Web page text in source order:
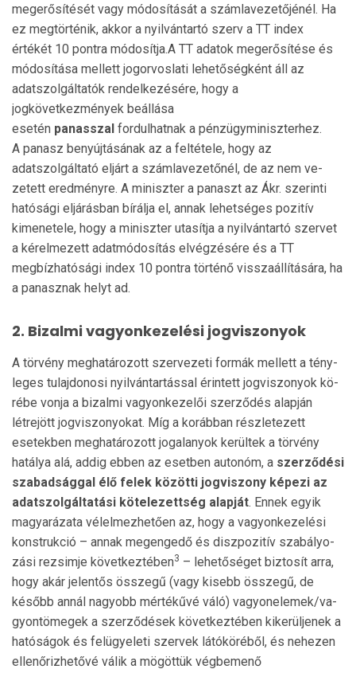
meg­erősítését vagy módosítását a szám­la­vezetőjénél. Ha
ez megtörténik, akkor a nyilván­tar­tó szerv a TT index
értékét 10 pont­ra módosítja.A TT adatok megerősítése és
módosítása mellett jogorvoslati lehetőségként áll az
adatszolgáltatók rendel­ke­zé­sé­re, hogy a
jogkövetkezmények beállása
esetén panasszal fordulhatnak a pénzügymi­nisz­terhez.
A panasz benyújtásának az a feltétele, hogy az
adatszolgáltató eljárt a számlavezetőnél, de az nem ve­
zetett eredményre. A miniszter a panaszt az Ákr. sze­rinti
hatósági eljárásban bírálja el, annak lehetséges pozitív
kimenetele, hogy a miniszter utasítja a nyil­vántartó szervet
a kérelme­zett adatmódosítás elvégzésére és a TT
megbízhatósági index 10 pontra törté­nő visszaállítására, ha
a panasznak helyt ad.
2. Bizalmi vagyonkezelési jogviszonyok
A törvény meghatározott szervezeti formák mellett a tény­
leges tulajdonosi nyilvántartással érintett jogviszonyok kö­
rébe vonja a bizalmi vagyonkezelői szer­ződés alapján
létre­jött jogviszonyokat. Míg a koráb­ban részletezett
esetekben meghatározott jogalanyok kerültek a törvény
hatálya alá, addig ebben az esetben autonóm, a szerződési
szabad­ság­gal élő fe­lek közötti jogviszony képezi az
adatszolgáltatási kötelezettség alapját. Ennek egyik
ma­gya­rá­zata vélelmezhetően az, hogy a vagyonkezelési
kon­struk­ció – annak megengedő és diszpozitív szabá­lyo­
zási re­zsimje következtében3 – lehetőséget biztosít arra,
hogy akár jelentős összegű (vagy kisebb összegű, de
később annál nagyobb mértékűvé váló) vagyonelemek/va­
gyon­tö­me­gek a szerződések követ­kez­tében kikerüljenek a
hatósá­gok és felügyeleti szer­vek látóköréből, és nehezen
ellenőrizhetővé vá­lik a mögöttük végbemenő